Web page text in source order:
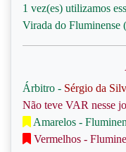
1 vez(es) utilizamos
Virada do Fluminense
Árbitro - Sérgio da
Não teve VAR nesse
Amarelos -
Vermelhos -